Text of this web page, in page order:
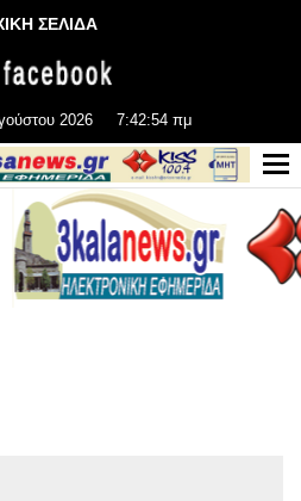
ΣΕΛΙΔΑ
2026 7:42:55 πμ